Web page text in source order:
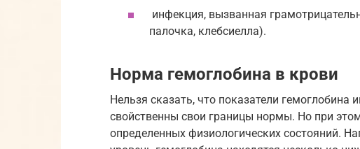
инфекция, вызванная
палочка, клебсиелла).
Норма гемоглобина в крови
Нельзя сказать, что показатели
свойственны свои границы нормы. Но при
определенных физиологических состояний.